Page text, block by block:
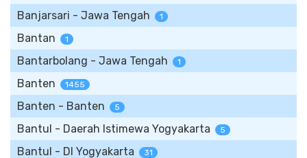
Banjarsari - Jawa Tengah 1
Bantan 1
Bantarbolang - Jawa Tengah 1
Banten 1455
Banten - Banten 5
Bantul - Daerah Istimewa Yogyakarta 5
Bantul - DI Yogyakarta 31